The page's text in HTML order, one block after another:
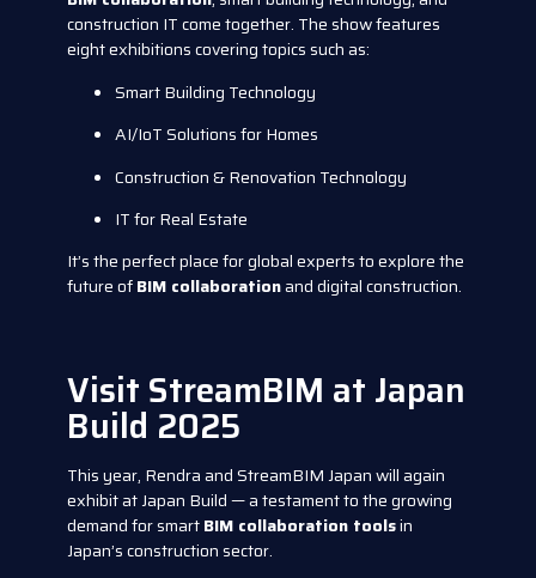
construction IT come together. The show features
eight exhibitions covering topics such as:
Smart Building Technology
AI/IoT Solutions for Homes
Construction & Renovation Technology
IT for Real Estate
It’s the perfect place for global experts to explore the
future ofBIM collaborationand digital construction.
Visit StreamBIM at Japan
Build 2025
This year, Rendra and StreamBIM Japan will again
exhibit at Japan Build — a testament to the growing
demand for smartBIM collaboration toolsin
Japan’s construction sector.